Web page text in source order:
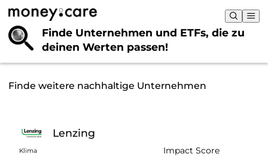
Finde Unternehmen und ETFs, die zu
deinen Werten passen!
Finde weitere nachhaltige Unternehmen
Lenzing
Klima Impact Score